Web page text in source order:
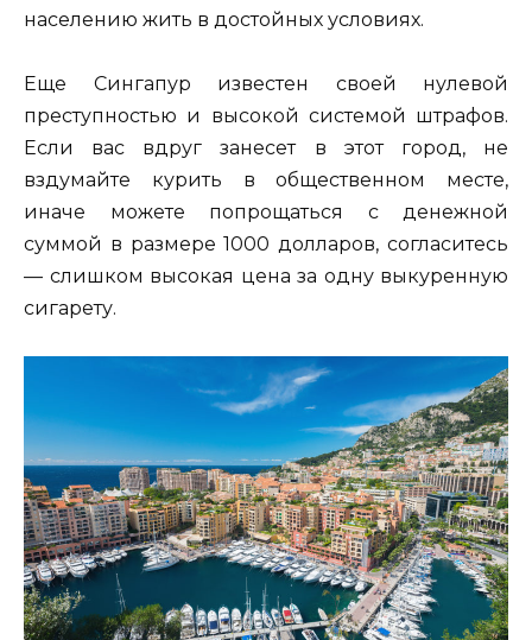
населению жить в достойных условиях.
Еще Сингапур известен своей нулевой
преступностью и высокой системой штрафов.
Если вас вдруг занесет в этот город, не
вздумайте курить в общественном месте,
иначе можете попрощаться с денежной
суммой в размере 1000 долларов, согласитесь
— слишком высокая цена за одну выкуренную
сигарету.